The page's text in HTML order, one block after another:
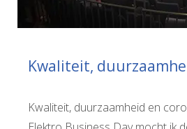
Kwaliteit,
Kwaliteit, duurzaamheid en